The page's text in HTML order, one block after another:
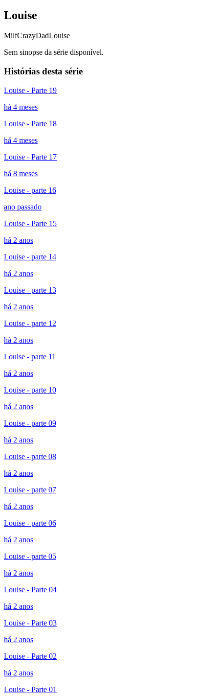
Louise
MilfCrazyDadLouise
Sem sinopse da série disponível.
Histórias desta série
Louise - Parte 19
há 4 meses
Louise - Parte 18
há 4 meses
Louise - Parte 17
há 8 meses
Louise - parte 16
ano passado
Louise - Parte 15
há 2 anos
Louise - parte 14
há 2 anos
Louise - parte 13
há 2 anos
Louise - parte 12
há 2 anos
Louise - parte 11
há 2 anos
Louise - parte 10
há 2 anos
Louise - parte 09
há 2 anos
Louise - parte 08
há 2 anos
Louise - parte 07
há 2 anos
Louise - parte 06
há 2 anos
Louise - parte 05
há 2 anos
Louise - Parte 04
há 2 anos
Louise - Parte 03
há 2 anos
Louise - Parte 02
há 2 anos
Louise - Parte 01